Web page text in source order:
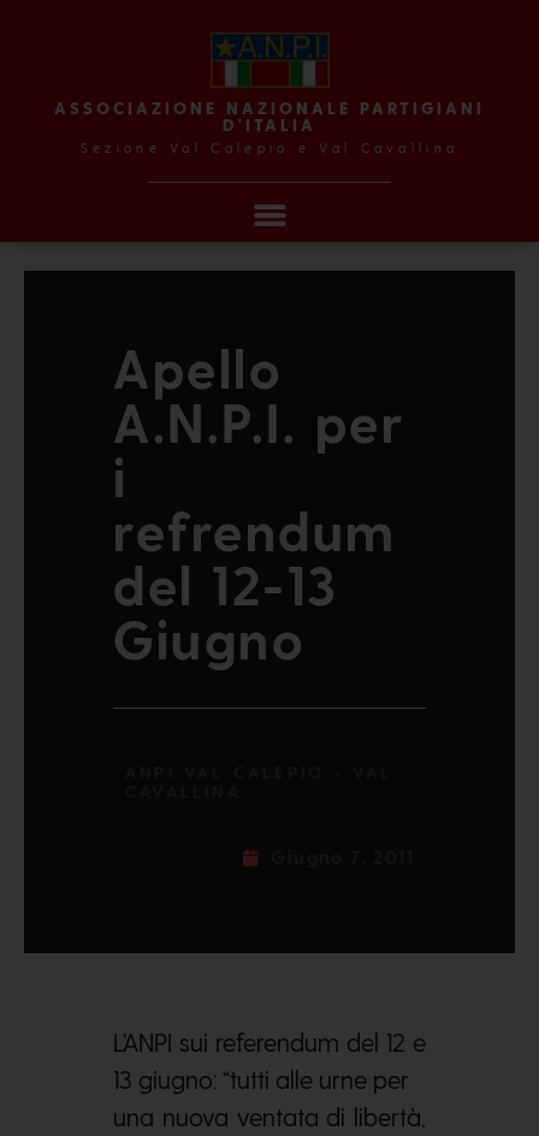
ASSOCIAZIONE NAZIONALE PARTIGIANI
D'ITALIA
Sezione Val Calepio e Val Cavallina
Apello
A.N.P.I. per
i
refrendum
del 12-13
Giugno
L’ANPI sui referendum del 12 e
13 giugno: “tutti alle urne per
una nuova ventata di libertà,